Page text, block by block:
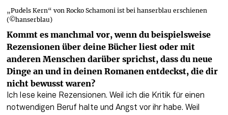
„Pudels Kern“ von Rocko Schamoni ist bei hanserblau erschienen
(©hanserblau)
Kommt es manchmal vor, wenn du beispielsweise
Rezensionen über deine Bücher liest oder mit
anderen Menschen darüber sprichst, dass du neue
Dinge an und in deinen Romanen entdeckst, die dir
nicht bewusst waren?
Ich lese keine Rezensionen. Weil ich die Kritik für einen
notwendigen Beruf halte und Angst vor ihr habe. Weil